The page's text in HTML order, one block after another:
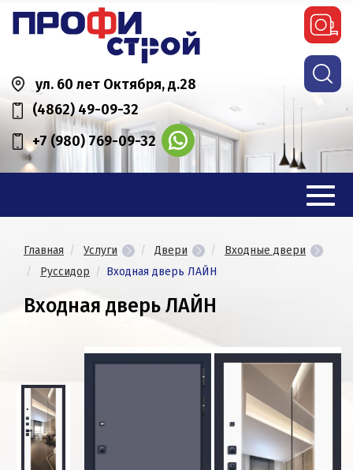
ул. 60 лет Октября, д.28
(4862) 49-09-32
+7 (980) 769-09-32
Главная Услуги Двери
Входные двери
Руссидор
Входная дверь ЛАЙН
Входная дверь ЛАЙН